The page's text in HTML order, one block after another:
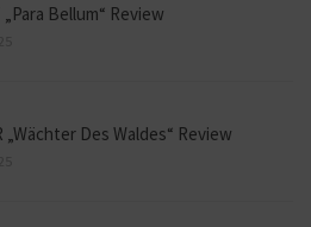
„Para Bellum“ Review
„Wächter Des Waldes“ Review